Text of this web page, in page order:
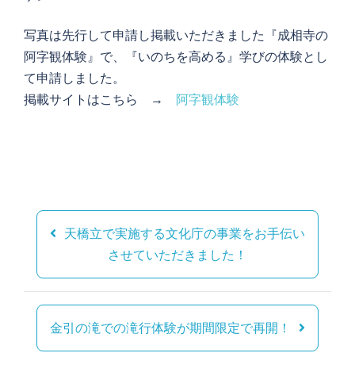
写真は先行して申請し掲載いただきました『成相寺の
阿字観体験』で、『いのちを高める』学びの体験とし
て申請しました。
掲載サイトはこちら →
阿字観体験
投
ビ
ゲ
シ
天橋立で実施する文化庁の事業をお手伝い
させていただきました！
金引の滝での滝行体験が期間限定で再開！